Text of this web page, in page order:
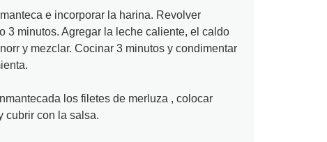
e incorporar la harina. Revolver
3 minutos. Agregar la leche caliente, el caldo
y mezclar. Cocinar 3 minutos y condimentar
los filetes de merluza , colocar
cubrir con la salsa.